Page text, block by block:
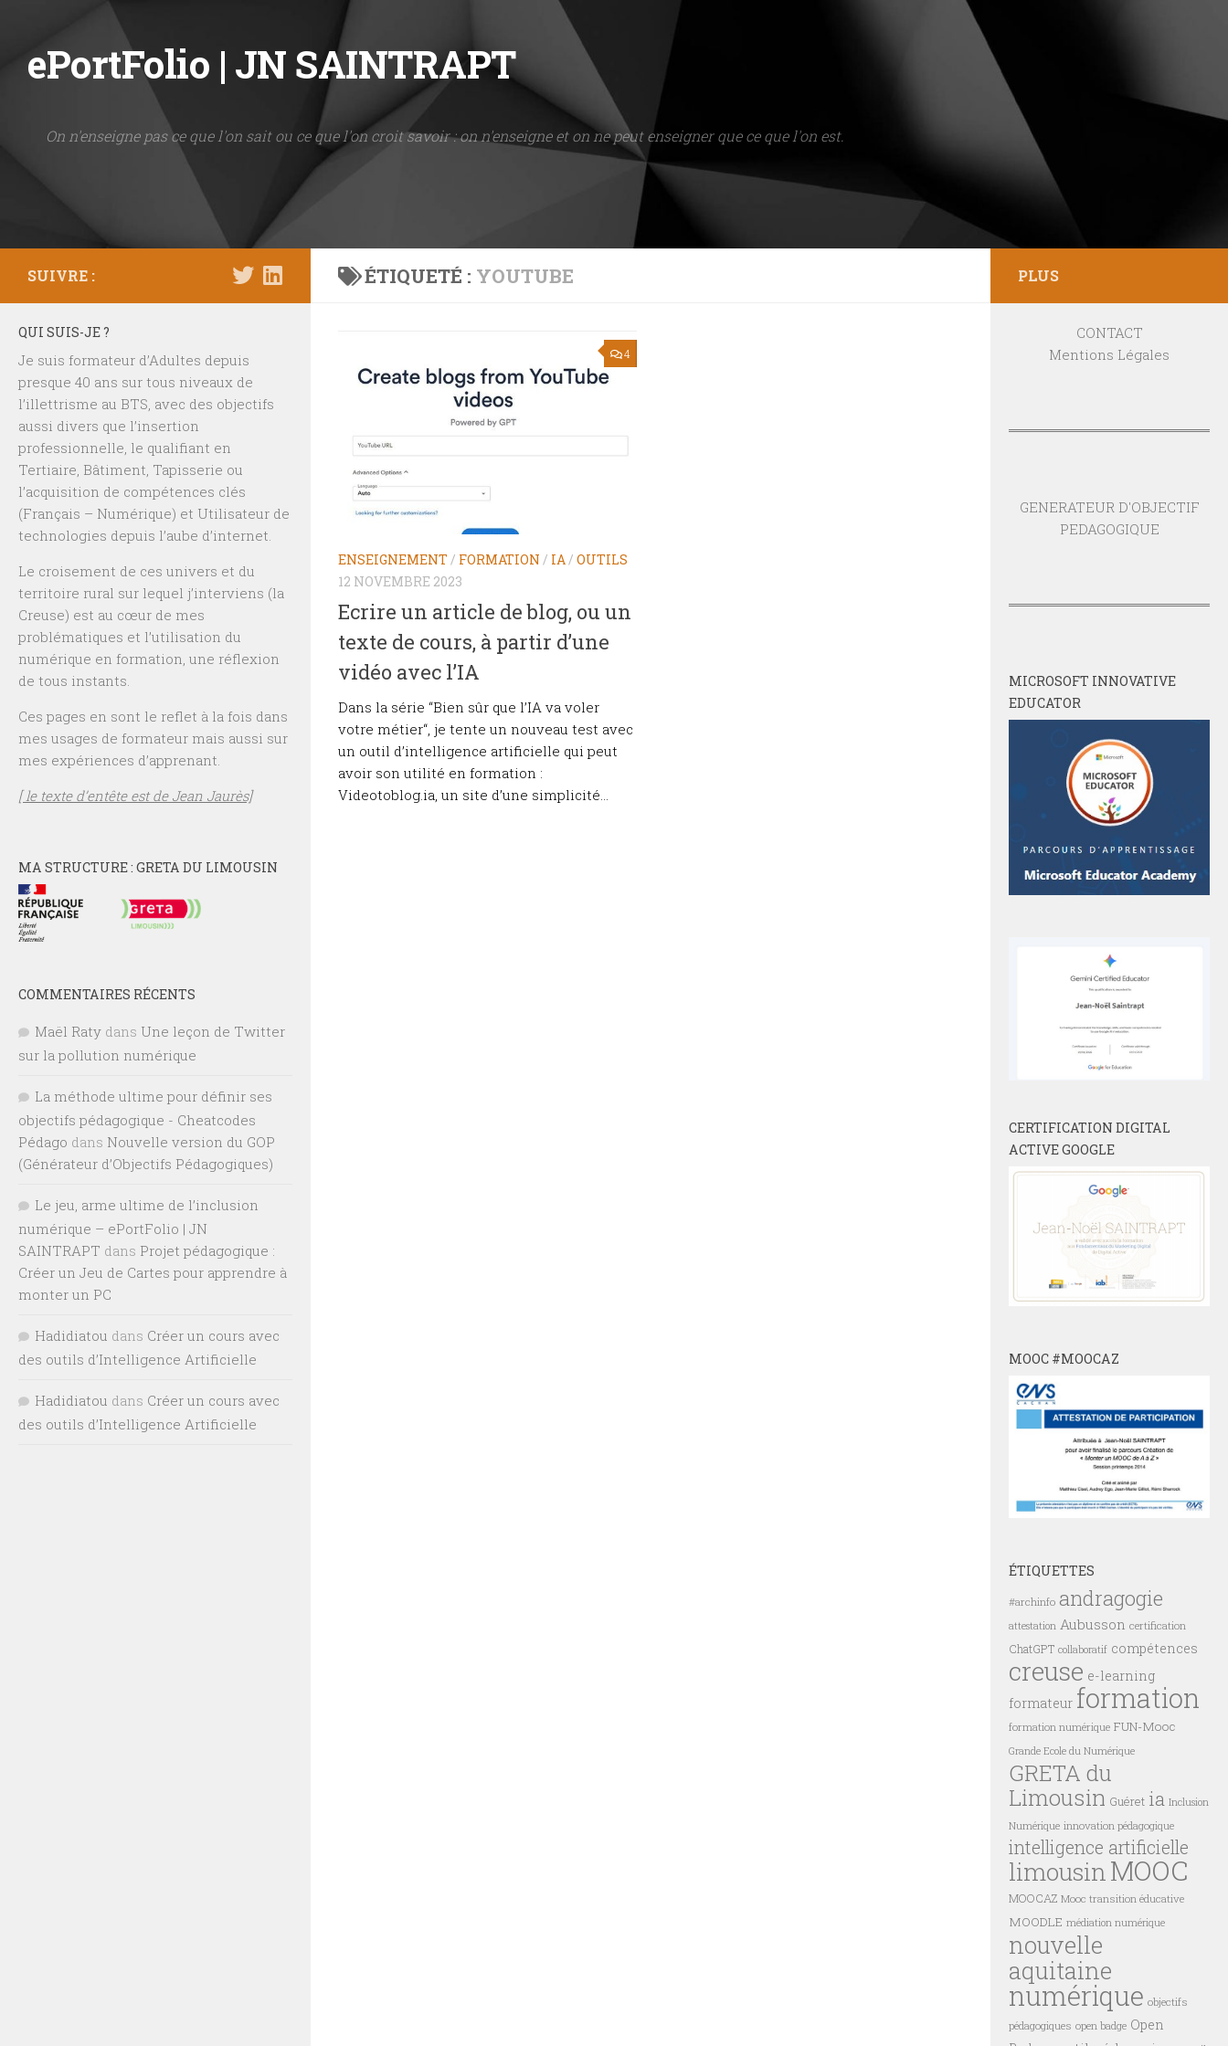
Skip to content
ePortFolio | JN SAINTRAPT
On n'enseigne pas ce que l'on sait ou ce que l'on croit savoir : on n'enseigne et on ne peut enseigner que ce que l'on est.
ÉTIQUETÉ : YOUTUBE
4
ENSEIGNEMENT / FORMATION / IA / OUTILS
12 NOVEMBRE 2023
Ecrire un article de blog, ou un
texte de cours, à partir d’une
vidéo avec l’IA
Dans la série “Bien sûr que l’IA va voler
votre métier“, je tente un nouveau test avec
un outil d’intelligence artificielle qui peut
avoir son utilité en formation :
Videotoblog.ia, un site d’une simplicité...
SUIVRE :
QUI SUIS-JE ?
Je suis formateur d’Adultes depuis
presque 40 ans sur tous niveaux de
l’illettrisme au BTS, avec des objectifs
aussi divers que l’insertion
professionnelle, le qualifiant en
Tertiaire, Bâtiment, Tapisserie ou
l’acquisition de compétences clés
(Français – Numérique) et Utilisateur de
technologies depuis l’aube d’internet.
Le croisement de ces univers et du
territoire rural sur lequel j’interviens (la
Creuse) est au cœur de mes
problématiques et l’utilisation du
numérique en formation, une réflexion
de tous instants.
Ces pages en sont le reflet à la fois dans
mes usages de formateur mais aussi sur
mes expériences d’apprenant.
[ le texte d’entête est de Jean Jaurès]
MA STRUCTURE : GRETA DU LIMOUSIN
COMMENTAIRES RÉCENTS
Maël Raty dans Une leçon de Twitter
sur la pollution numérique
La méthode ultime pour définir ses
objectifs pédagogique - Cheatcodes
Pédago dans Nouvelle version du GOP
(Générateur d’Objectifs Pédagogiques)
Le jeu, arme ultime de l’inclusion
numérique – ePortFolio | JN
SAINTRAPT dans Projet pédagogique :
Créer un Jeu de Cartes pour apprendre à
monter un PC
Hadidiatou dans Créer un cours avec
des outils d’Intelligence Artificielle
Hadidiatou dans Créer un cours avec
des outils d’Intelligence Artificielle
PLUS
CONTACT
Mentions Légales
GENERATEUR D'OBJECTIF
PEDAGOGIQUE
MICROSOFT INNOVATIVE
EDUCATOR
CERTIFICATION DIGITAL
ACTIVE GOOGLE
MOOC #MOOCAZ
ÉTIQUETTES
#archinfo andragogie
attestation Aubusson certification
ChatGPT collaboratif compétences
creuse e-learning
formateur formation
formation numérique FUN-Mooc
Grande Ecole du Numérique
GRETA du
Limousin Guéret ia Inclusion
Numérique innovation pédagogique
intelligence artificielle
limousin MOOC
MOOCAZ Mooc transition éducative
MOODLE médiation numérique
nouvelle
aquitaine
numérique objectifs
pédagogiques open badge Open